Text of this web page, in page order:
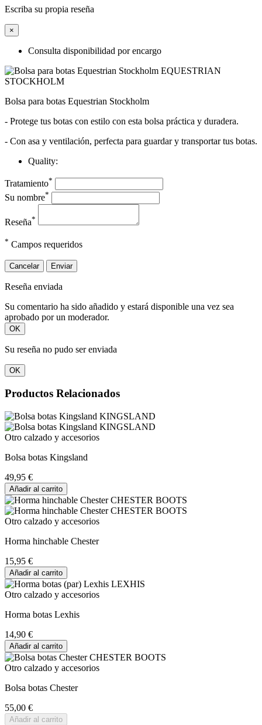
Escriba su propia reseña
×
Consulta disponibilidad por encargo
Bolsa para botas Equestrian Stockholm
- Protege tus botas con estilo con esta bolsa práctica y duradera.
- Con asa y ventilación, perfecta para guardar y transportar tus botas.
Quality:
Tratamiento*
Su nombre*
Reseña*
* Campos requeridos
Cancelar Enviar
Reseña enviada
Su comentario ha sido añadido y estará disponible una vez sea
aprobado por un moderador.
OK
Su reseña no pudo ser enviada
OK
Productos Relacionados
Otro calzado y accesorios
Bolsa botas Kingsland
49,95 €
Añadir al carrito
Otro calzado y accesorios
Horma hinchable Chester
15,95 €
Añadir al carrito
Otro calzado y accesorios
Horma botas Lexhis
14,90 €
Añadir al carrito
Otro calzado y accesorios
Bolsa botas Chester
55,00 €
Añadir al carrito